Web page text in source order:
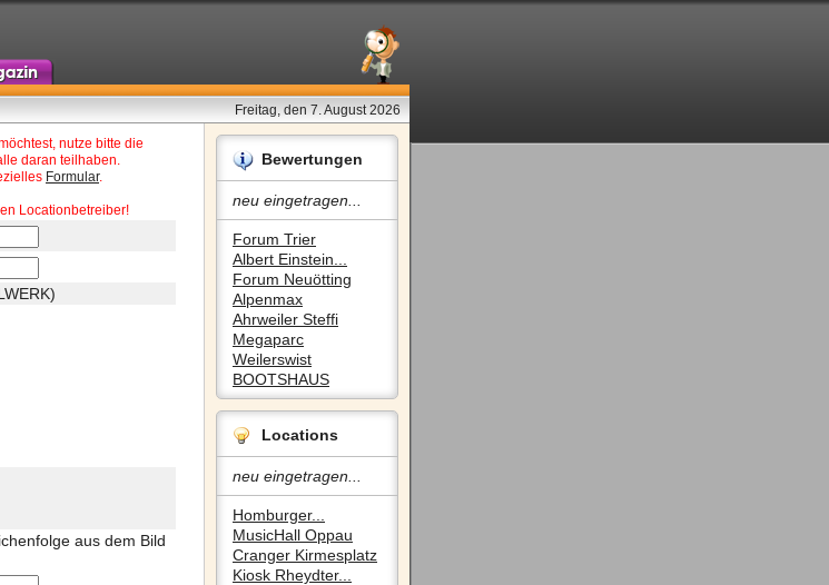
Freitag, den 7. August 2026
Bewertungen
neu eingetragen...
Forum Trier
Albert Einstein...
Forum Neuötting
Alpenmax
Ahrweiler Steffi
Megaparc
Weilerswist
BOOTSHAUS
Locations
neu eingetragen...
Homburger...
MusicHall Oppau
Cranger Kirmesplatz
Kiosk Rheydter...
nutze bitte die
daran teilhaben.
Formular.
Locationbetreiber!
aus dem Bild